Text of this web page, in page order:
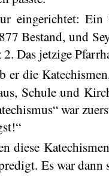
eingerichtet:
Bestand, und
Das jetzige
er die
Schule und
war
diese
Es war